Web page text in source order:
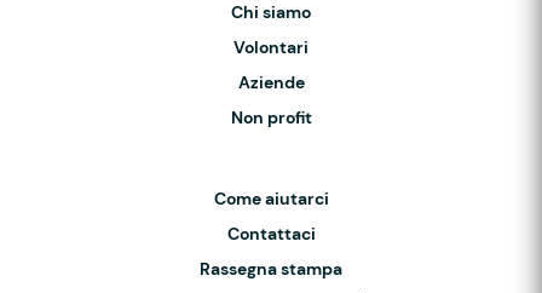
Chi siamo
Volontari
Aziende
Non profit
Come aiutarci
Contattaci
Rassegna stampa